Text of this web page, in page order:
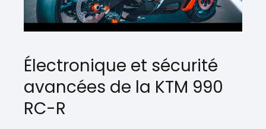
Électronique et sécurité
avancées de la KTM 990
RC-R